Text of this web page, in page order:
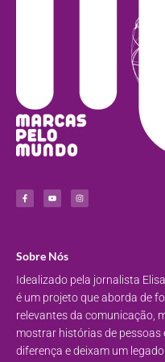
Sobre Nós
Idealizado pela jornalista
é um projeto que aborda de
relevantes da comunicação,
mostrar histórias de pessoas
diferença e deixam um